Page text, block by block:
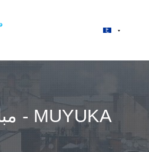
مباعدة مروة - MUYUKA